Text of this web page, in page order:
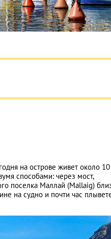
на острове живет около
способами: через мост,
поселка Маллай (Mallaig)
на судно и почти час